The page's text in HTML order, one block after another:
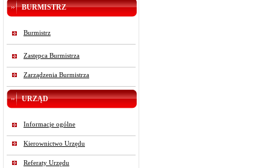
BURMISTRZ
Burmistrz
Zastępca Burmistrza
Zarządzenia Burmistrza
URZĄD
Informacje ogólne
Kierownictwo Urzędu
Referaty Urzędu